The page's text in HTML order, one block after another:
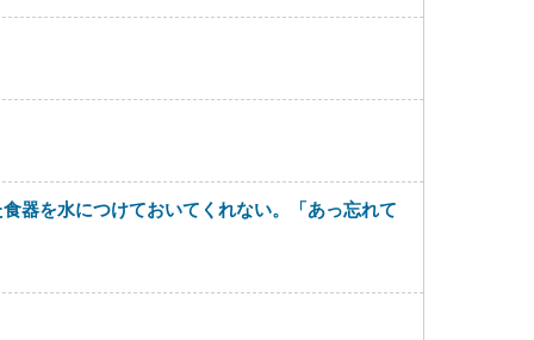
器を水につけておいてくれない。「あっ忘れて